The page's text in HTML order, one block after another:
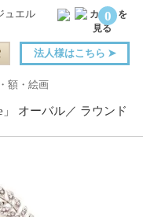
0
法人様はこちら ➤
額・絵画
」 オーバル／ ラウンド